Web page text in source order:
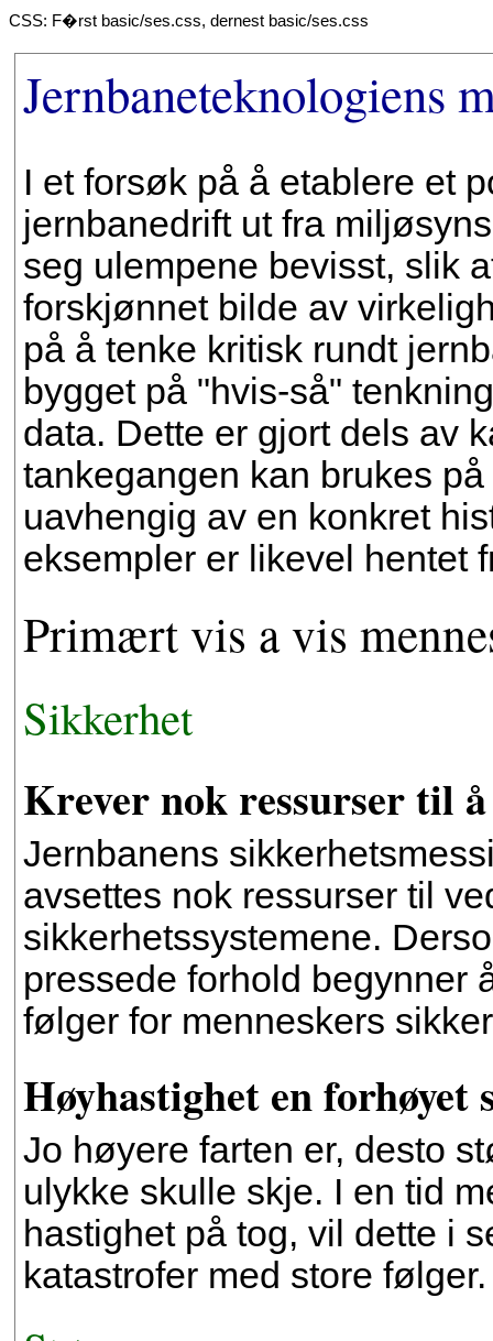
CSS: F�rst basic/ses.css, dernest basic/ses.css
Jernbaneteknologiens
I et forsøk på å etablere et
jernbanedrift ut fra
seg ulempene bevisst, slik
forskjønnet bilde av
på å tenke kritisk rundt
bygget på "hvis-så"
data. Dette er gjort dels av
tankegangen kan brukes
uavhengig av en konkret
eksempler er likevel hentet
Primært vis a vis
Sikkerhet
Krever nok ressurser til
Jernbanens
avsettes nok ressurser til
sikkerhetssystemene.
pressede forhold begynner
følger for menneskers
Høyhastighet en forhøyet
Jo høyere farten er, desto
ulykke skulle skje. I en tid
hastighet på tog, vil dette i
katastrofer med store følger.